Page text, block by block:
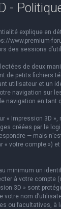
-
explique en
www.premium-
des sessions
de deux
de petits fichiers
utilisateur et un
navigation sur
navigation en tant
« Impression 3D
créées par le
— mais
« votre compte »)
minimum un
à votre compte
3D » sont
votre nom
ou facultatives, à